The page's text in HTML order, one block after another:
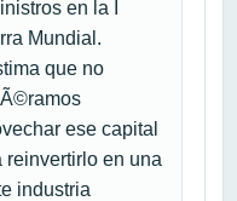
en la I
Mundial.
que no
ese capital
reinvertirlo en una
industria